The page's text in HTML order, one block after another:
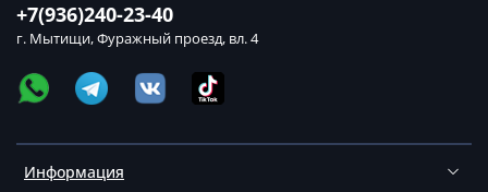
Информация
+7(936)240-23-40
г. Мытищи, Фуражный проезд, вл. 4